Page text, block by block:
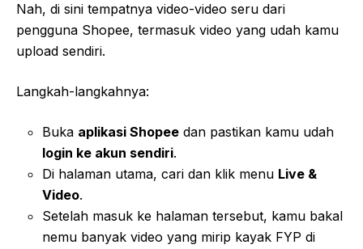
Nah, di sini tempatnya video-video seru dari
pengguna Shopee, termasuk video yang udah kamu
upload sendiri.
Langkah-langkahnya:
Buka aplikasi Shopee dan pastikan kamu udah
login ke akun sendiri.
Di halaman utama, cari dan klik menu Live &
Video.
Setelah masuk ke halaman tersebut, kamu bakal
nemu banyak video yang mirip kayak FYP di